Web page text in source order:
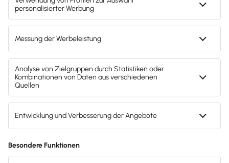
Wie es funktioniert
Die Buchhaltungssoftware
Lexware Office im Video
Lerne in diesem kurzen Video die vielen nützlichen
Funktionen der Buchhaltungssoftware Lexware
Office kennen.
FAQ
Fragen und Antworten zur ­
Lexware Gründeredition